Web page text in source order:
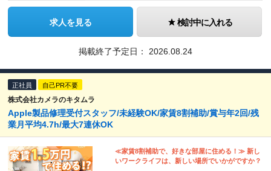
求人を見る 検討中に入れる
掲載終了予定日： 2026.08.24
正社員 自己PR不要
株式会社カメラのキタムラ
Apple製品修理受付スタッフ/未経験OK/家賃8割補助/賞与年2回/残
業月平均4.7h/最大7連休OK
≪家賃8割補助で、好きな部屋に住める！≫ 新し
いワークライフは、新しい場所でいかがですか？